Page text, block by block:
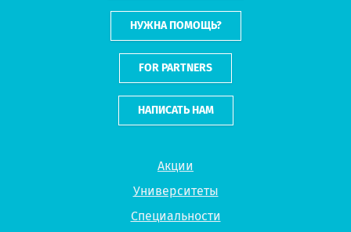
Акции
Университеты
Специальности
НУЖНА ПОМОЩЬ?
FOR PARTNERS
НАПИСАТЬ НАМ